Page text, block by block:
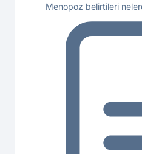
Menopoz belirtileri